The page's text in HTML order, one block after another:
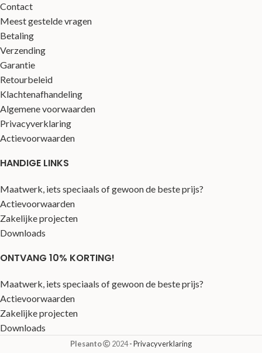
Contact
Meest gestelde vragen
Betaling
Verzending
Garantie
Retourbeleid
Klachtenafhandeling
Algemene voorwaarden
Privacyverklaring
Actievoorwaarden
HANDIGE LINKS
Maatwerk, iets speciaals of gewoon de beste prijs?
Actievoorwaarden
Zakelijke projecten
Downloads
ONTVANG 10% KORTING!
Maatwerk, iets speciaals of gewoon de beste prijs?
Actievoorwaarden
Zakelijke projecten
Downloads
Plesanto 2024- Privacyverklaring